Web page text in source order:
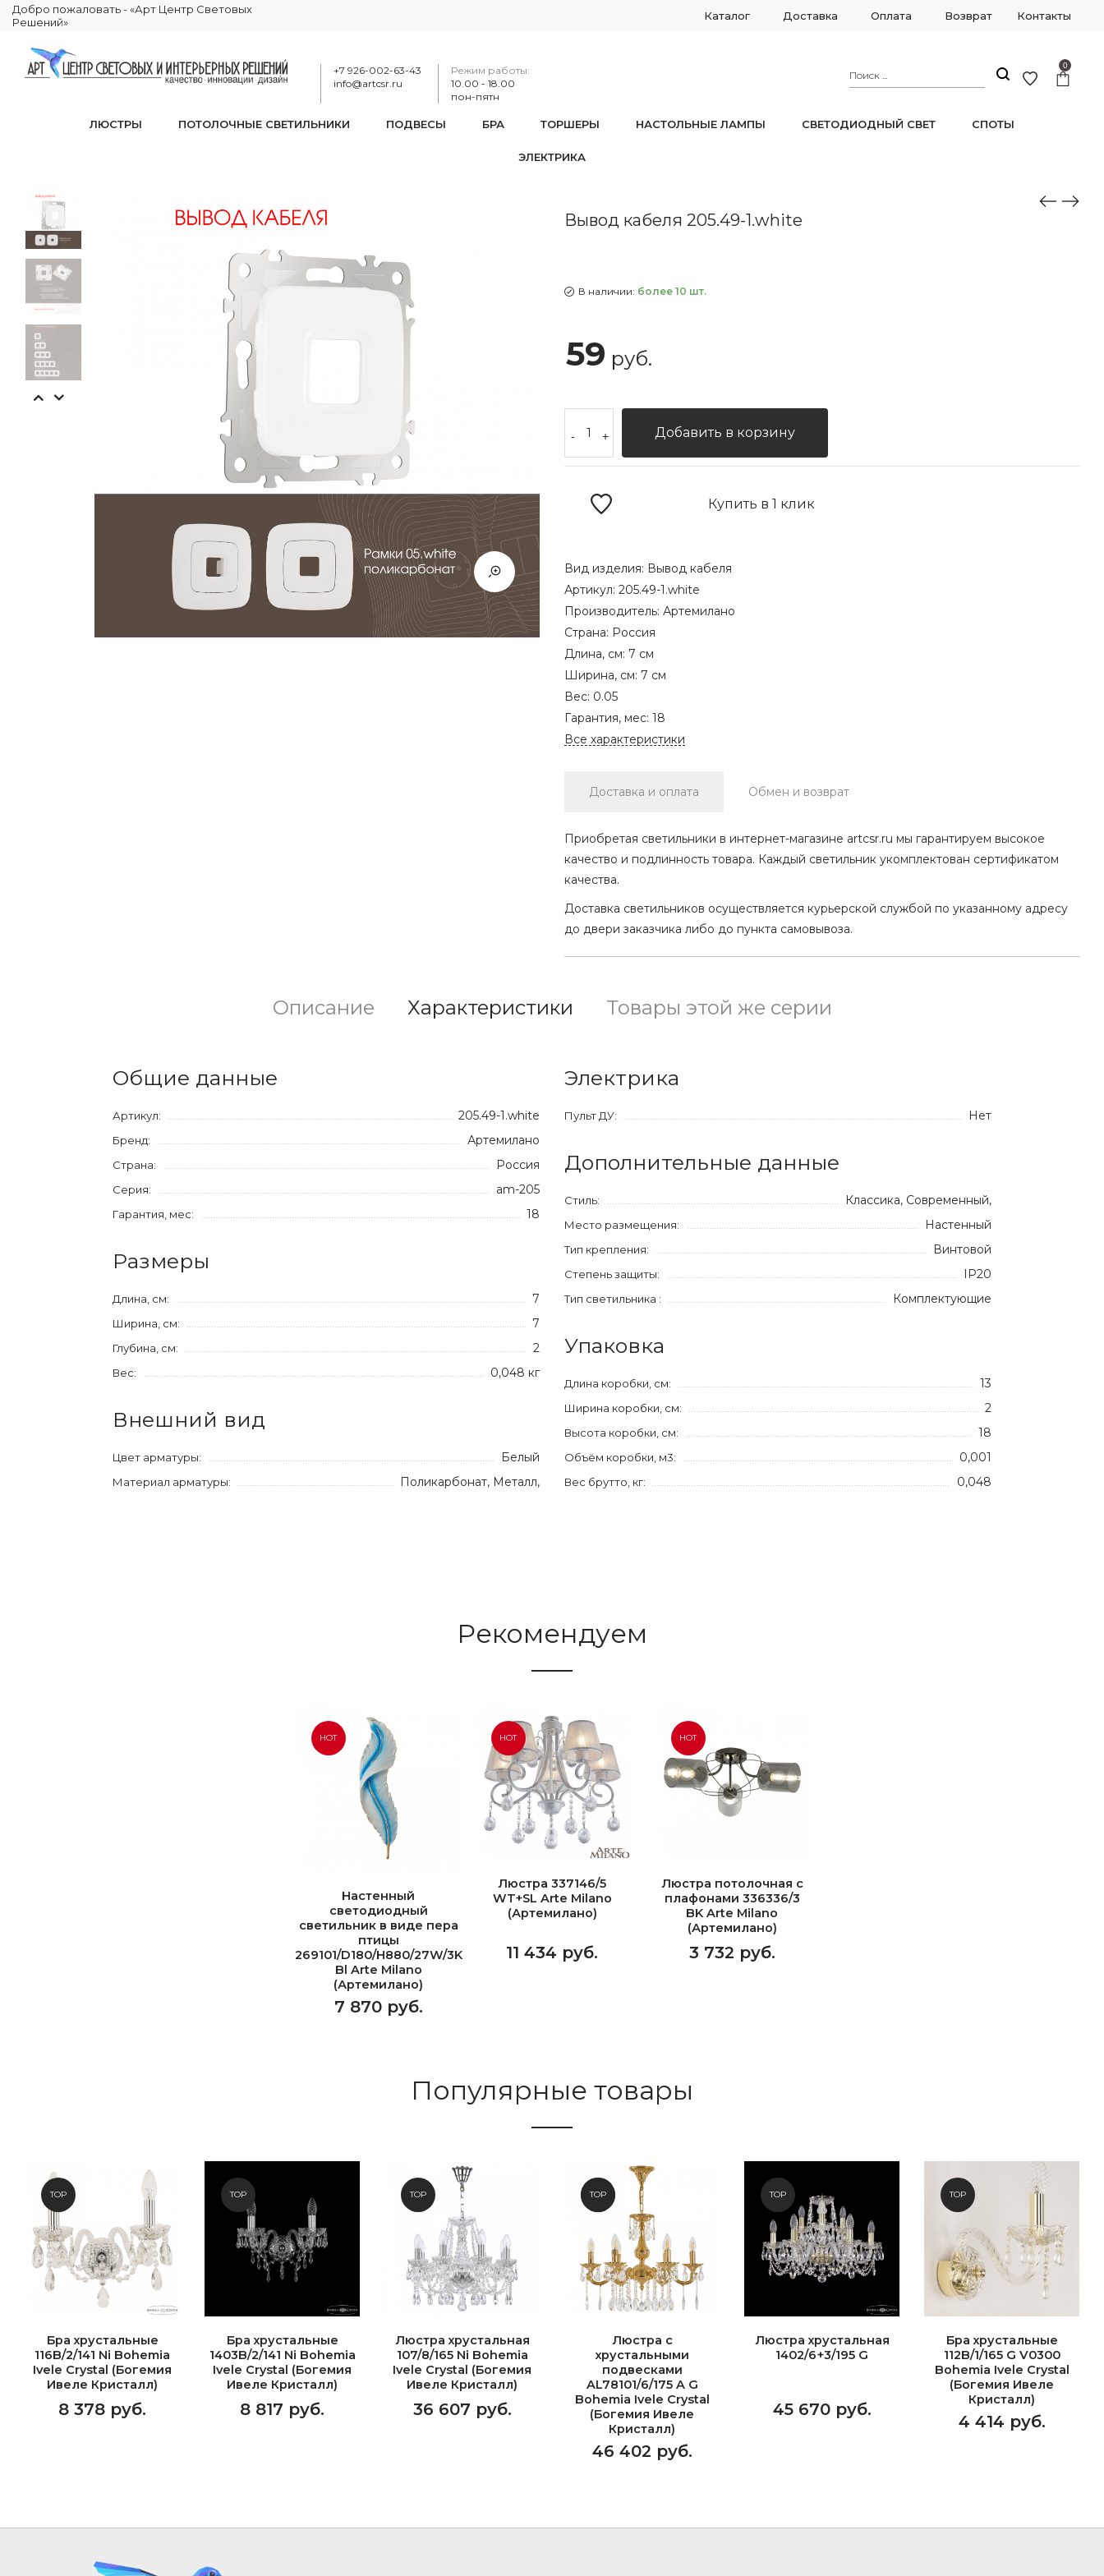
Добро пожаловать - «Арт Центр Световых
Решений»
Каталог Доставка Оплата Возврат Контакты
+7 926-002-63-43
info@artcsr.ru
Режим работы:
10.00 - 18.00
пон-пятн
0
ЛЮСТРЫ ПОТОЛОЧНЫЕ СВЕТИЛЬНИКИ ПОДВЕСЫ БРА ТОРШЕРЫ НАСТОЛЬНЫЕ ЛАМПЫ СВЕТОДИОДНЫЙ СВЕТ СПОТЫ
ЭЛЕКТРИКА
Вывод кабеля 205.49-1.white
В наличии: более 10 шт.
59 руб.
- + Добавить в корзину
Купить в 1 клик
Вид изделия: Вывод кабеля
Артикул: 205.49-1.white
Производитель: Артемилано
Страна: Россия
Длина, см: 7 см
Ширина, см: 7 см
Вес: 0.05
Гарантия, мес: 18
Все характеристики
Доставка и оплата Обмен и возврат
Приобретая светильники в интернет-магазине artcsr.ru мы гарантируем высокое
качество и подлинность товара. Каждый светильник укомплектован сертификатом
качества.
Доставка светильников осуществляется курьерской службой по указанному адресу
до двери заказчика либо до пункта самовывоза.
Описание Характеристики Товары этой же серии
Общие данные
Артикул: 205.49-1.white
Бренд: Артемилано
Страна: Россия
Серия: am-205
Гарантия, мес: 18
Размеры
Длина, см: 7
Ширина, см: 7
Глубина, см: 2
Вес: 0,048 кг
Внешний вид
Цвет арматуры: Белый
Материал арматуры: Поликарбонат, Металл,
Электрика
Пульт ДУ: Нет
Дополнительные данные
Стиль: Классика, Современный,
Место размещения: Настенный
Тип крепления: Винтовой
Степень защиты: IP20
Тип светильника : Комплектующие
Упаковка
Длина коробки, см: 13
Ширина коробки, см: 2
Высота коробки, см: 18
Объём коробки, м3: 0,001
Вес брутто, кг: 0,048
Рекомендуем
HOT
Настенный
светодиодный
светильник в виде пера
птицы
269101/D180/H880/27W/3K
Bl Arte Milano
(Артемилано)
7 870 руб.
HOT
Люстра 337146/5
WT+SL Arte Milano
(Артемилано)
11 434 руб.
HOT
Люстра потолочная с
плафонами 336336/3
BK Arte Milano
(Артемилано)
3 732 руб.
Популярные товары
TOP
Бра хрустальные
116B/2/141 Ni Bohemia
Ivele Crystal (Богемия
Ивеле Кристалл)
8 378 руб.
TOP
Бра хрустальные
1403B/2/141 Ni Bohemia
Ivele Crystal (Богемия
Ивеле Кристалл)
8 817 руб.
TOP
Люстра хрустальная
107/8/165 Ni Bohemia
Ivele Crystal (Богемия
Ивеле Кристалл)
36 607 руб.
NEW
TOP
Люстра с
хрустальными
подвесками
AL78101/6/175 A G
Bohemia Ivele Crystal
(Богемия Ивеле
Кристалл)
46 402 руб.
TOP
Люстра хрустальная
1402/6+3/195 G
45 670 руб.
TOP
Бра хрустальные
112B/1/165 G V0300
Bohemia Ivele Crystal
(Богемия Ивеле
Кристалл)
4 414 руб.